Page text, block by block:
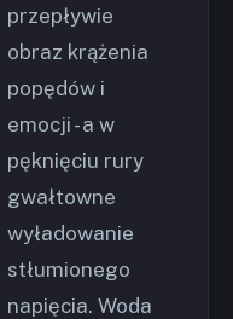
przepływie
obraz krążenia
popędów i
emocji - a w
pęknięciu rury
gwałtowne
wyładowanie
stłumionego
napięcia. Woda